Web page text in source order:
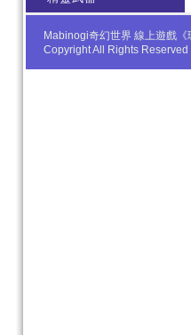
Mabinogi奇幻世界 線上遊戲
Copyright All Rights